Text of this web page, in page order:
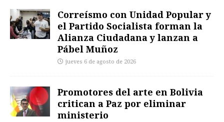
Correísmo con Unidad Popular y
el Partido Socialista forman la
Alianza Ciudadana y lanzan a
Pábel Muñoz
jueves 6 de agosto de 2026
Promotores del arte en Bolivia
critican a Paz por eliminar
ministerio